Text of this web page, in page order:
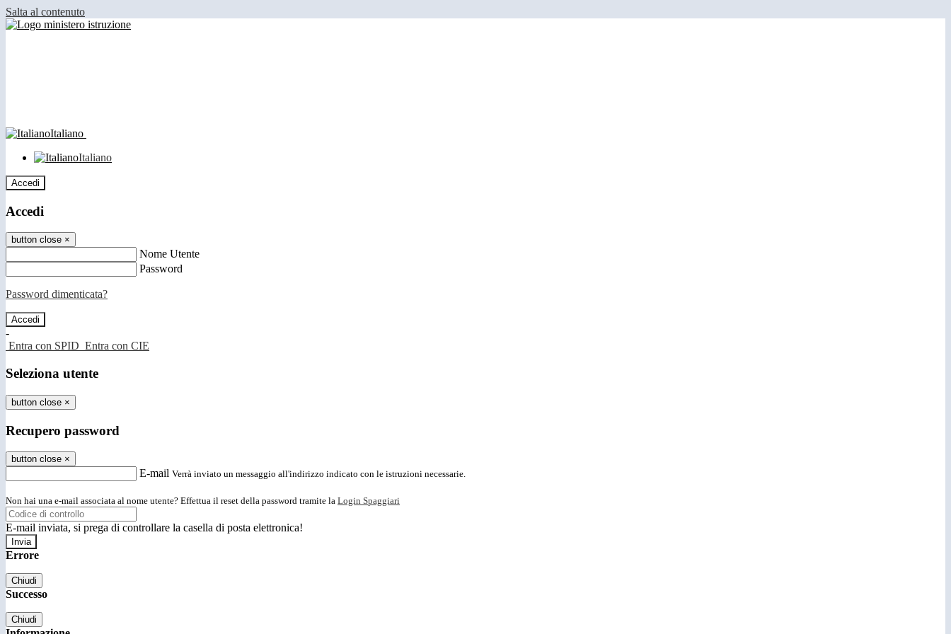
Salta al contenuto
Italiano
Italiano
Accedi
Accedi
button close ×
Nome Utente
Password
Password dimenticata?
-
Entra con SPID Entra con CIE
Seleziona utente
button close ×
Recupero password
button close ×
E-mail Verrà inviato un messaggio all'indirizzo indicato con le istruzioni necessarie.
Non hai una e-mail associata al nome utente? Effettua il reset della password tramite la Login Spaggiari
E-mail inviata, si prega di controllare la casella di posta elettronica!
Errore
Chiudi
Successo
Chiudi